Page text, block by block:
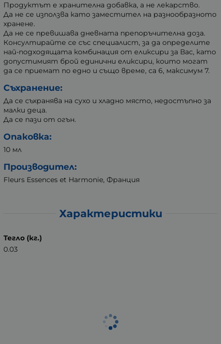
Продуктът е хранителна добавка, а не лекарство.
Да не се използва като заместител на разнообразното
хранене.
Да не се превишава дневната препоръчителна доза.
Консултирайте се със специалист, за да определите
най-подходящата комбинация от еликсири за Вас, като
допустимият брой единични еликсири, които могат
да се приемат по едно и също време, са 6, максимум 7.
Съхранение:
Да се съхранява на сухо и хладно място, недостъпно за
малки деца.
Да се пази от огън.
Опаковка:
10 мл
Производител:
Fleurs Essences et Harmonie, Франция
Характеристики
Тегло (кг.)
0.03